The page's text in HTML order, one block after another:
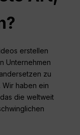
erstellen
Unternehmen
zu
Wir haben ein
die weltweit